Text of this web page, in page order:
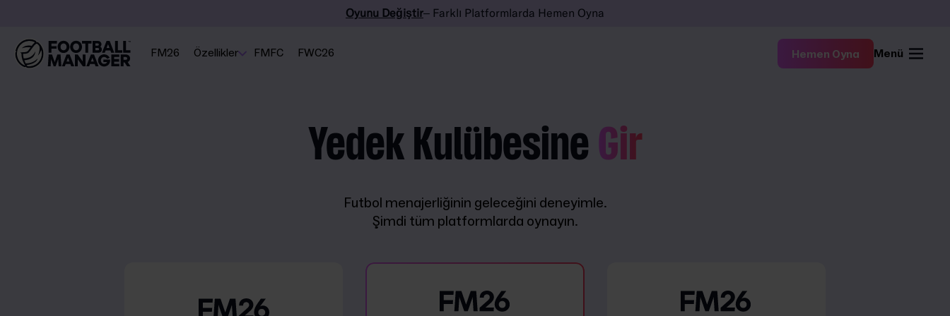
Oyunu Değiştir– Farklı Platformlarda Hemen Oyna
FM26 Özellikler FMFC FWC26 Hemen Oyna Menü
Yedek Kulübesine Gir
Futbol menajerliğinin geleceğini deneyimle.
Şimdi tüm platformlarda oynayın.